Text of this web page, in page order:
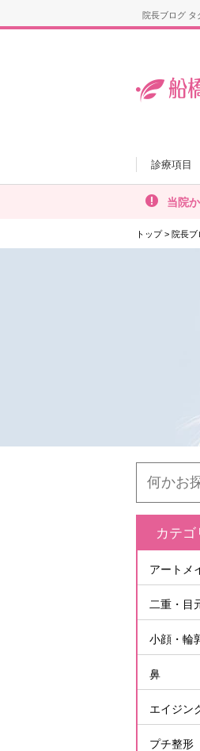
院長ブログ タ
診療項目
当院
トップ > 院長ブ
カテ
アートメ
二重・目
小顔・輪
鼻
エイジン
プチ整形